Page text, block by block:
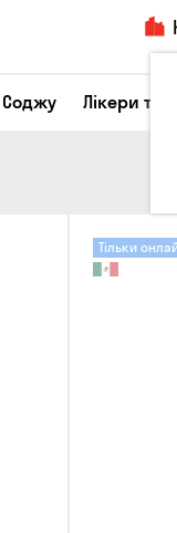
Соджу Лікери та
Тільки